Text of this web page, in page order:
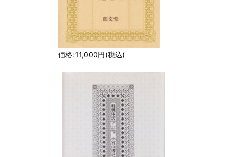
価格:11,000円(税込)